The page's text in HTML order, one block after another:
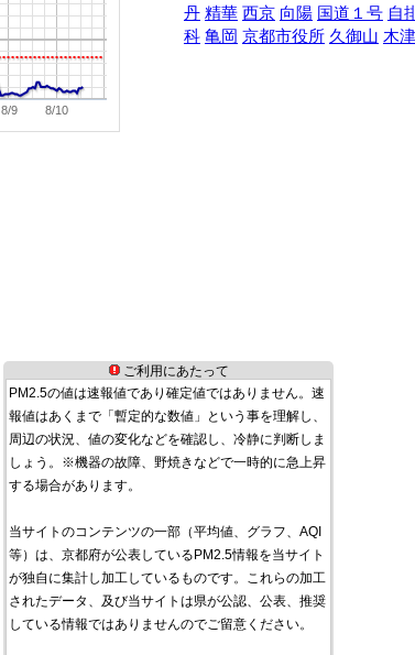
8/9 8/10
丹 精華 西京 向陽 国道１号 自
科 亀岡 京都市役所 久御山 木津
ご利用にあたって
PM2.5の値は速報値であり確定値ではありません。速
報値はあくまで「暫定的な数値」という事を理解し、
周辺の状況、値の変化などを確認し、冷静に判断しま
しょう。※機器の故障、野焼きなどで一時的に急上昇
する場合があります。
当サイトのコンテンツの一部（平均値、グラフ、AQI
等）は、京都府が公表しているPM2.5情報を当サイト
が独自に集計し加工しているものです。これらの加工
されたデータ、及び当サイトは県が公認、公表、推奨
している情報ではありませんのでご留意ください。